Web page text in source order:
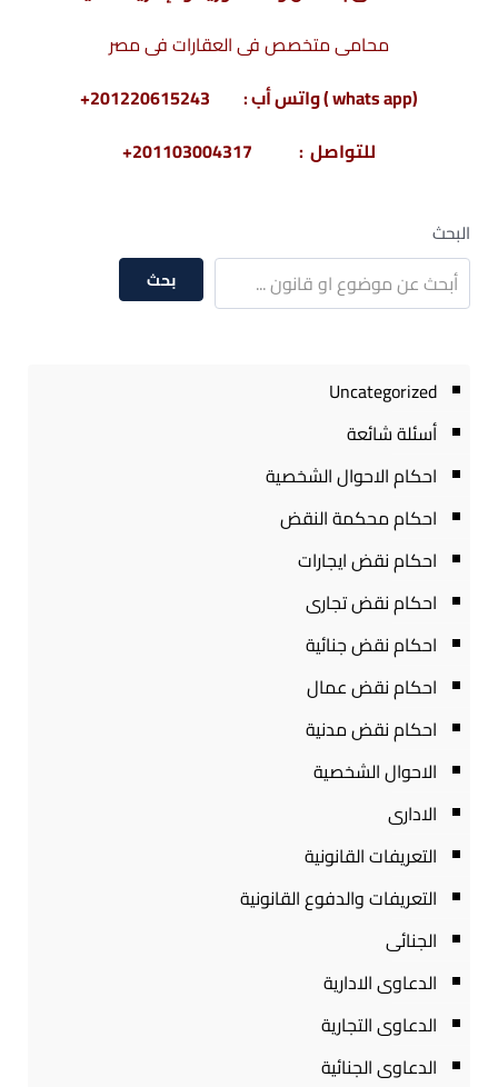
محامى متخصص فىالعقاراتفى مصر
(whats app ) واتس أب : 201220615243+
للتواصل : 201103004317+
البحث
بحث
Uncategorized
أسئلة شائعة
احكام الاحوال الشخصية
احكام محكمة النقض
احكام نقض ايجارات
احكام نقض تجارى
احكام نقض جنائية
احكام نقض عمال
احكام نقض مدنية
الاحوال الشخصية
الادارى
التعريفات القانونية
التعريفات والدفوع القانونية
الجنائى
الدعاوى الادارية
الدعاوى التجارية
الدعاوى الجنائية